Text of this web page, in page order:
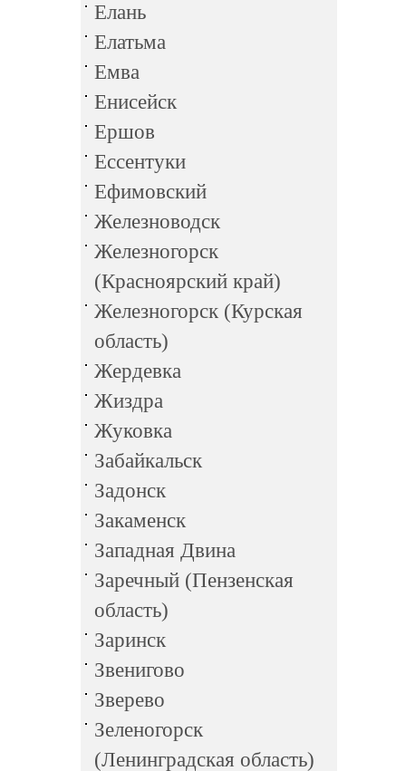
Елань
Елатьма
Емва
Енисейск
Ершов
Ессентуки
Ефимовский
Железноводск
Железногорск
(Красноярский край)
Железногорск (Курская
область)
Жердевка
Жиздра
Жуковка
Забайкальск
Задонск
Закаменск
Западная Двина
Заречный (Пензенская
область)
Заринск
Звенигово
Зверево
Зеленогорск
(Ленинградская область)